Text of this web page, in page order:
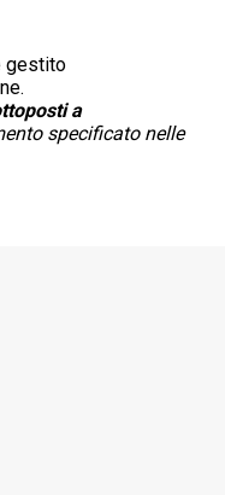
gestito
a
specificato nelle